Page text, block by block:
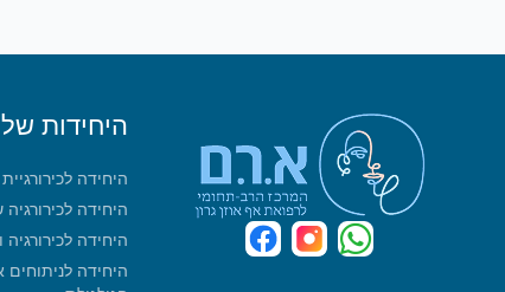
היחידות
היחידה
היחידה
היחידה
היחידה